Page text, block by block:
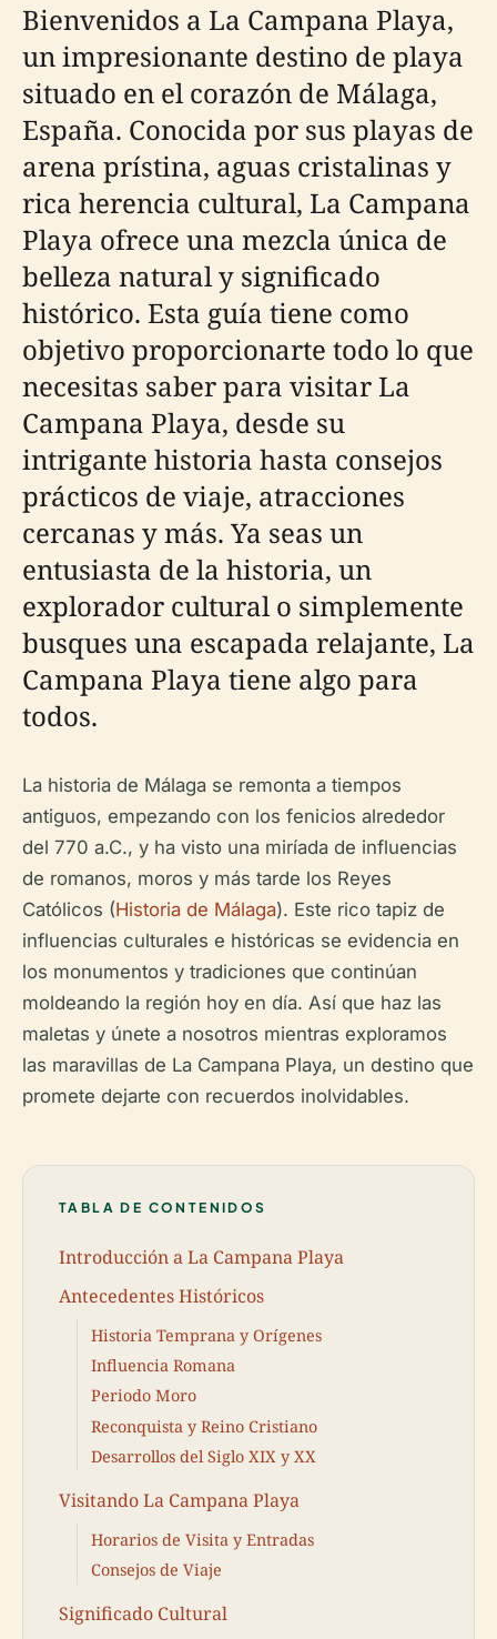
Bienvenidos a La Campana Playa,
un impresionante destino de playa
situado en el corazón de Málaga,
España. Conocida por sus playas de
arena prístina, aguas cristalinas y
rica herencia cultural, La Campana
Playa ofrece una mezcla única de
belleza natural y significado
histórico. Esta guía tiene como
objetivo proporcionarte todo lo que
necesitas saber para visitar La
Campana Playa, desde su
intrigante historia hasta consejos
prácticos de viaje, atracciones
cercanas y más. Ya seas un
entusiasta de la historia, un
explorador cultural o simplemente
busques una escapada relajante, La
Campana Playa tiene algo para
todos.
La historia de Málaga se remonta a tiempos
antiguos, empezando con los fenicios alrededor
del 770 a.C., y ha visto una miríada de influencias
de romanos, moros y más tarde los Reyes
Católicos (Historia de Málaga). Este rico tapiz de
influencias culturales e históricas se evidencia en
los monumentos y tradiciones que continúan
moldeando la región hoy en día. Así que haz las
maletas y únete a nosotros mientras exploramos
las maravillas de La Campana Playa, un destino que
promete dejarte con recuerdos inolvidables.
TABLA DE CONTENIDOS
Introducción a La Campana Playa
Antecedentes Históricos
Historia Temprana y Orígenes
Influencia Romana
Periodo Moro
Reconquista y Reino Cristiano
Desarrollos del Siglo XIX y XX
Visitando La Campana Playa
Horarios de Visita y Entradas
Consejos de Viaje
Significado Cultural